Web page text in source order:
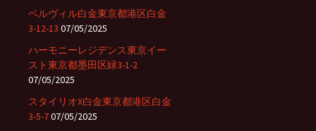
ベルヴィル白金東京都港区白金
3-12-13 07/05/2025
ハーモニーレジデンス東京イー
スト東京都墨田区緑3-1-2
07/05/2025
スタイリオX白金東京都港区白金
3-5-707/05/2025